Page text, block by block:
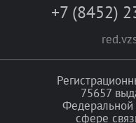
+7 (8452)
75657
Федеральной
сфере